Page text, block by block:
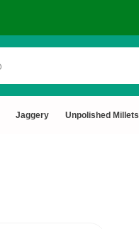
Jaggery Unpolished Millets